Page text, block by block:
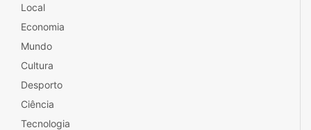
Local
Economia
Mundo
Cultura
Desporto
Ciência
Tecnologia